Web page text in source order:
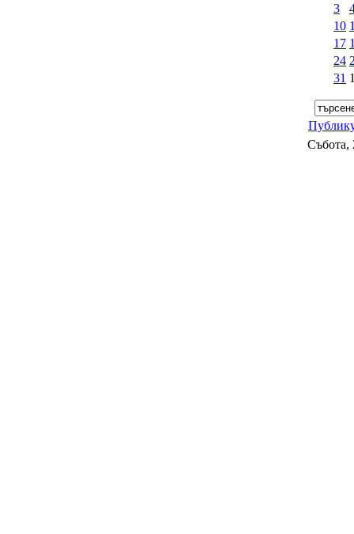
3
10
17
24
31
Събота,